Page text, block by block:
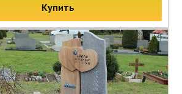
Купить